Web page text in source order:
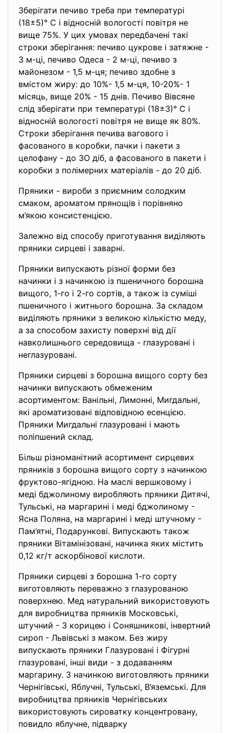
Зберігати печиво треба при температурі
(18±5)° С і відносній вологості повітря не
вище 75%. У цих умовах передбачені такі
строки зберігання: печиво цукрове і затяжне -
3 м-ці, печиво Одеса - 2 м-ці, печиво з
майонезом - 1,5 м-ця; печиво здобне з
вмістом жиру: до 10%- 1,5 м-ця, 10-20%- 1
місяць, вище 20% - 15 днів. Печиво Вівсяне
слід зберігати при температурі (18±3)° С і
відносній вологості повітря не вище як 80%.
Строки зберігання печива вагового і
фасованого в коробки, пачки і пакети з
целофану - до ЗО діб, а фасованого в пакети і
коробки з полімерних матеріалів - до 20 діб.
Пряники - вироби з приємним солодким
смаком, ароматом прянощів і порівняно
м’якою консистенцією.
Залежно від способу приготування виділяють
пряники сирцеві і заварні.
Пряники випускають різної форми без
начинки і з начинкою із пшеничного борошна
вищого, 1-го і 2-го сортів, а також із суміші
пшеничного і житнього борошна. За складом
виділяють пряники з великою кількістю меду,
а за способом захисту поверхні від дії
навколишнього середовища - глазуровані і
неглазуровані.
Пряники сирцеві з борошна вищого сорту без
начинки випускають обмеженим
асортиментом: Ванільні, Лимонні, Мигдальні,
які ароматизовані відповідною есенцією.
Пряники Мигдальні глазуровані і мають
поліпшений склад.
Більш різноманітний асортимент сирцевих
пряників з борошна вищого сорту з начинкою
фруктово-ягідною. На маслі вершковому і
меді бджолиному виробляють пряники Дитячі,
Тульські, на маргарині і меді бджолиному -
Ясна Поляна, на маргарині і меді штучному -
Пам’ятні, Подарункові. Випускають також
пряники Вітамінізовані, начинка яких містить
0,12 кг/т аскорбінової кислоти.
Пряники сирцеві з борошна 1-го сорту
виготовляють переважно з глазурованою
поверхнею. Мед натуральний використовують
для виробництва пряників Московські,
штучний - 3 корицею і Соняшникові, інвертний
сироп - Львівські з маком. Без жиру
випускають пряники Глазуровані і Фігурні
глазуровані, інші види - з додаванням
маргарину. З начинкою виготовляють пряники
Чернігівські, Яблучні, Тульські, В’яземські. Для
виробництва пряників Чернігівських
використовують сироватку концентровану,
повидло яблучне, підварку